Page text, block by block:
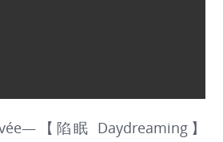
【陷眠 Daydreaming】